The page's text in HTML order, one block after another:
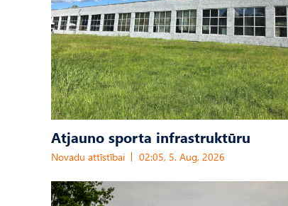
Atjauno sporta infrastruktūru
Novadu attīstībai 02:05, 5. Aug, 2026